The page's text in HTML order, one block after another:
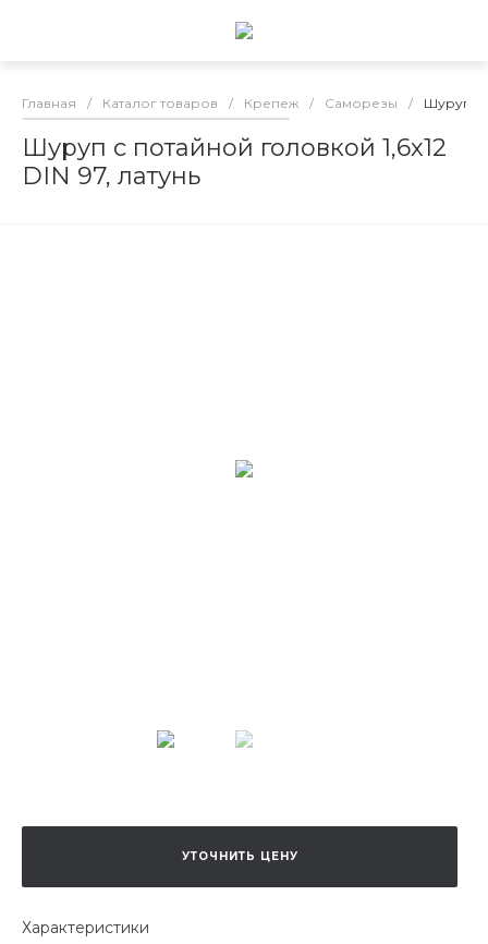
Главная / Каталог товаров / Крепеж / Саморезы / Шуруп с
Шуруп с потайной головкой 1,6х12
DIN 97, латунь
УТОЧНИТЬ ЦЕНУ
Характеристики